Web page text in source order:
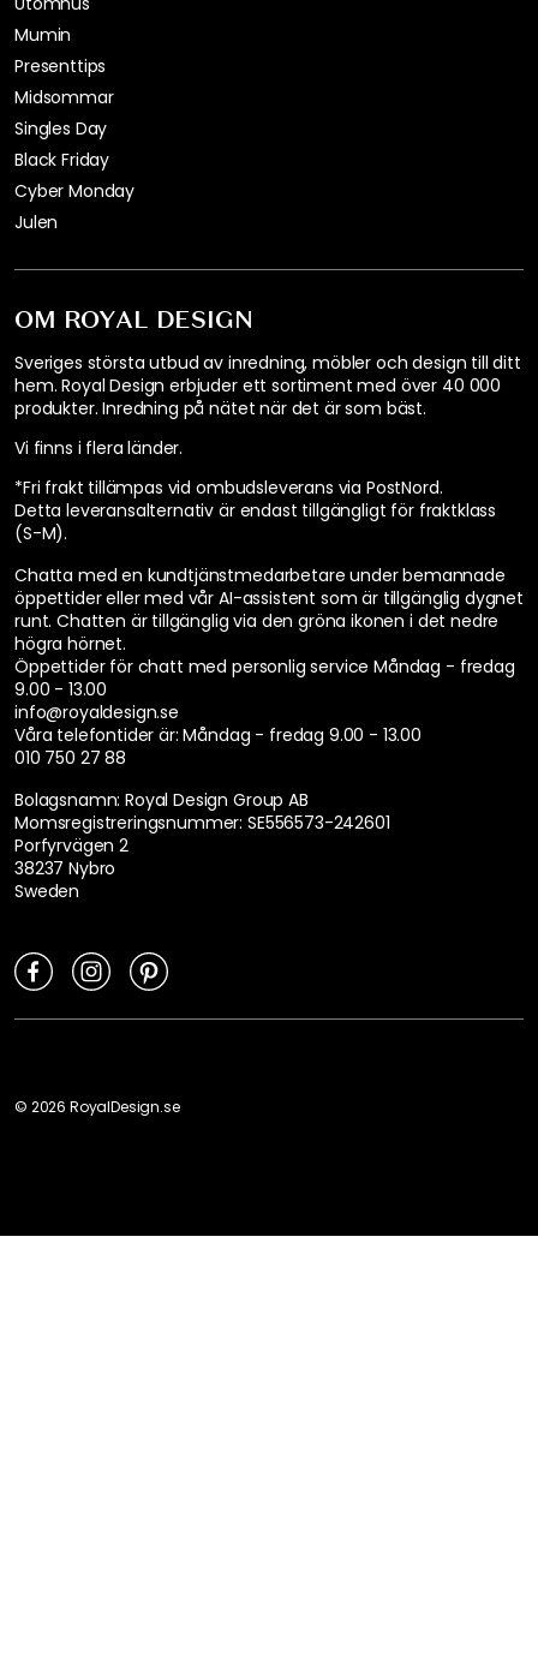
OM ROYAL DESIGN
Sveriges största utbud av inredning, möbler och design till ditt
hem. Royal Design erbjuder ett sortiment med över 40 000
produkter. Inredning på nätet när det är som bäst.
Vi finns i flera länder.
*Fri frakt tillämpas vid ombudsleverans via PostNord.
Detta leveransalternativ är endast tillgängligt för fraktklass
(S-M).
Chatta med en kundtjänstmedarbetare under bemannade
öppettider eller med vår AI-assistent som är tillgänglig dygnet
runt. Chatten är tillgänglig via den gröna ikonen i det nedre
högra hörnet.
Öppettider för chatt med personlig service Måndag - fredag
9.00 - 13.00
info@royaldesign.se
Våra telefontider är: Måndag - fredag 9.00 - 13.00
010 750 27 88
Bolagsnamn: Royal Design Group AB
Momsregistreringsnummer: SE556573-242601
Porfyrvägen 2
38237 Nybro
Sweden
Mumin
Presenttips
Midsommar
Singles Day
Black Friday
Cyber Monday
Julen